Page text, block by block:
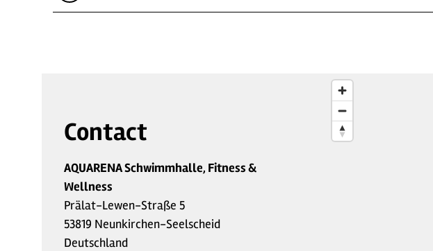
Contact
AQUARENA Schwimmhalle, Fitness &
Wellness
Prälat-Lewen-Straße 5
53819 Neunkirchen-Seelscheid
Deutschland